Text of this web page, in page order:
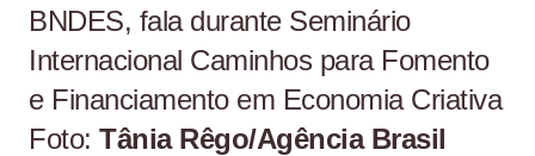
BNDES, fala durante Seminário
Internacional Caminhos para Fomento
e Financiamento em Economia Criativa
Foto: Tânia Rêgo/Agência Brasil